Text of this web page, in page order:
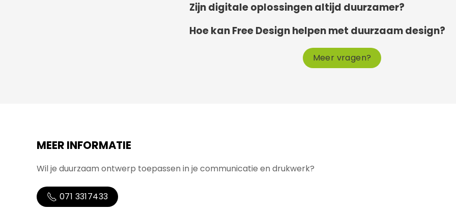
Zijn digitale oplossingen altijd duurzamer?
Hoe kan Free Design helpen met duurzaam design?
Meer vragen?
MEER INFORMATIE
Wil je duurzaam ontwerp toepassen in je communicatie en drukwerk?
071 3317433